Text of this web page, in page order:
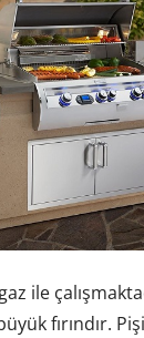
ile
fırındır.